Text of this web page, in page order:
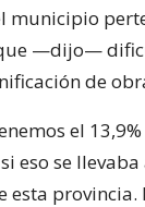
municipio
—dijo—
de
el
eso se
esta provincia.